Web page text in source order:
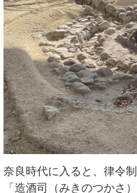
奈良時代に入ると、律令
「造酒司（みきのつかさ